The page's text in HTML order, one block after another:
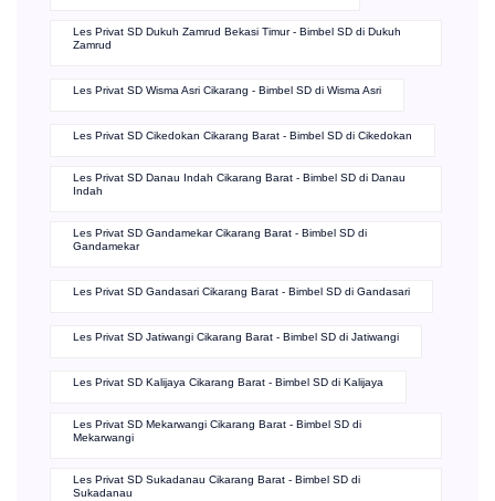
Les Privat SD Dukuh Zamrud Bekasi Timur - Bimbel SD di Dukuh
Zamrud
Les Privat SD Wisma Asri Cikarang - Bimbel SD di Wisma Asri
Les Privat SD Cikedokan Cikarang Barat - Bimbel SD di Cikedokan
Les Privat SD Danau Indah Cikarang Barat - Bimbel SD di Danau
Indah
Les Privat SD Gandamekar Cikarang Barat - Bimbel SD di
Gandamekar
Les Privat SD Gandasari Cikarang Barat - Bimbel SD di Gandasari
Les Privat SD Jatiwangi Cikarang Barat - Bimbel SD di Jatiwangi
Les Privat SD Kalijaya Cikarang Barat - Bimbel SD di Kalijaya
Les Privat SD Mekarwangi Cikarang Barat - Bimbel SD di
Mekarwangi
Les Privat SD Sukadanau Cikarang Barat - Bimbel SD di
Sukadanau